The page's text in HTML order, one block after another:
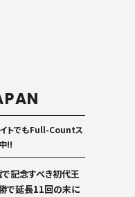
イトでもFull-Countス
!!
記念すべき初代王
で延長11回の末に